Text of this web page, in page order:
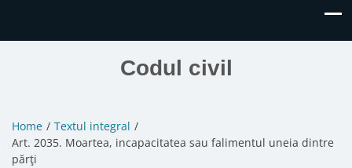
Codul civil
Home
Textul integral
Art. 2035. Moartea, incapacitatea sau falimentul uneia dintre
părţi